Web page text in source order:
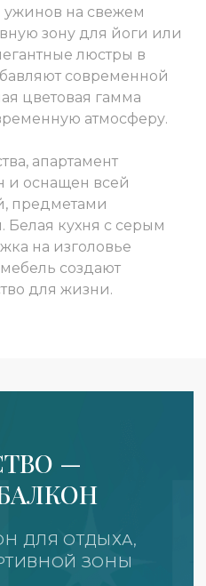
ужинов на свежем
зону для йоги или
люстры в
современной
цветовая гамма
атмосферу.
апартамент
и оснащен всей
предметами
Белая кухня с серым
на изголовье
создают
для жизни.
морским
на
спален
и
в
место для
— это